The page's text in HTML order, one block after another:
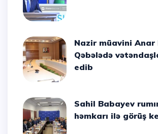
Nazir müavini Anar Kərimov
Qəbələdə
edib
Sahil Babayev rumıniyalı
həmkarı ilə görüş